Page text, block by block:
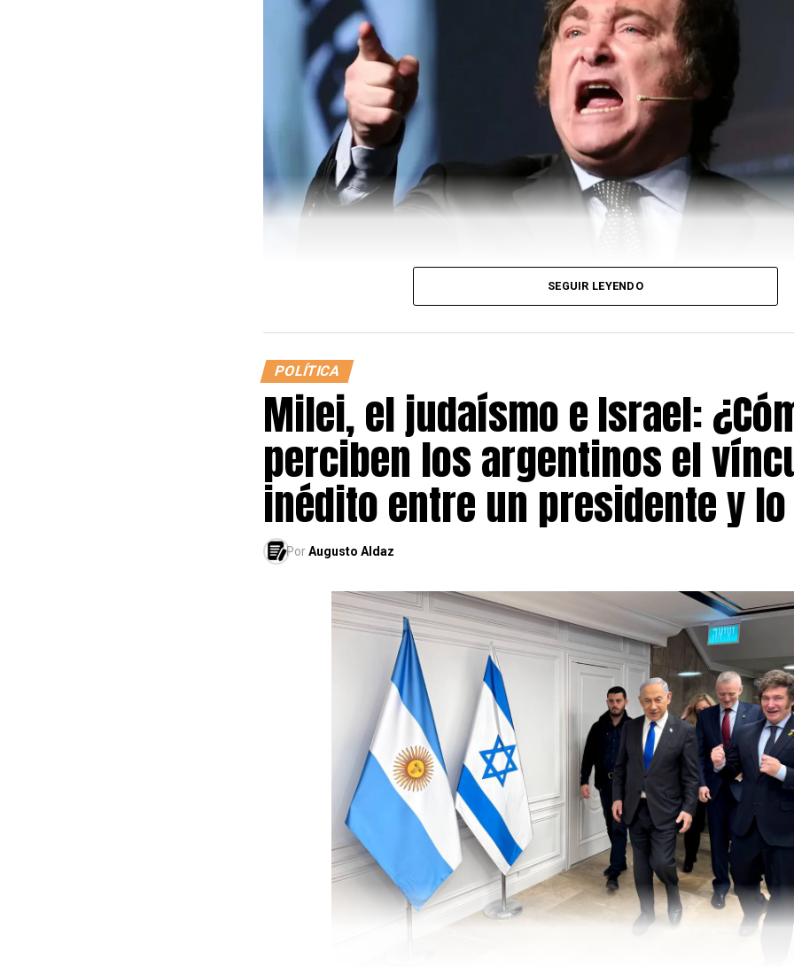
SEGUIR LEYENDO
POLÍTICA
Milei, el judaísmo e Israel:
perciben los argentinos el
inédito entre un presidente y
PorAugusto Aldaz